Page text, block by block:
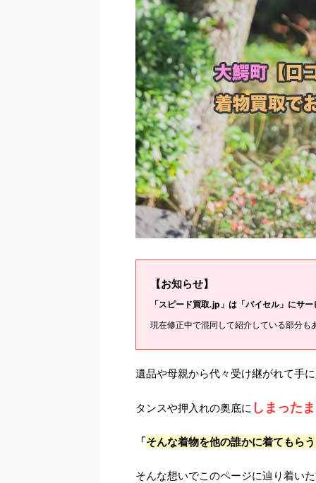
【お知らせ】
「スピード買取.jp」は「バイセル」にサ
現在修正中で混同して紹介している部分も
遺品や母親から代々受け継がれて手
タンスや押入れの奥底に しまった
「そんな着物を他の誰かに着てもら
そんな想いでこのページに辿り着い